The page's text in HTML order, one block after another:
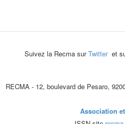
Suivez la Recma surTwitter et
RECMA - 12, boulevard de Pesaro,
Association